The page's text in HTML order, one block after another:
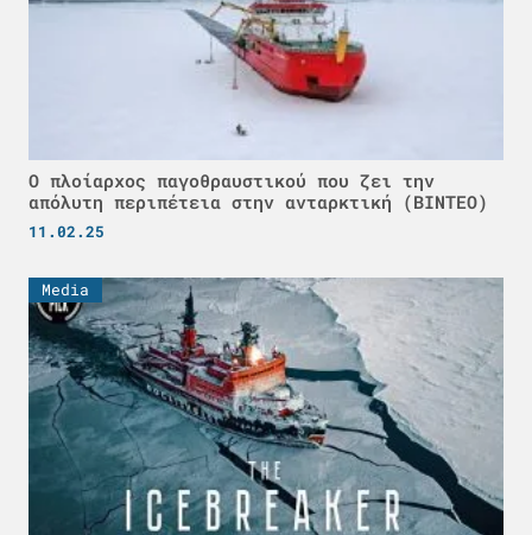
Ο πλοίαρχος παγοθραυστικού που ζει την
απόλυτη περιπέτεια στην ανταρκτική (ΒΙΝΤΕΟ)
11.02.25
Media